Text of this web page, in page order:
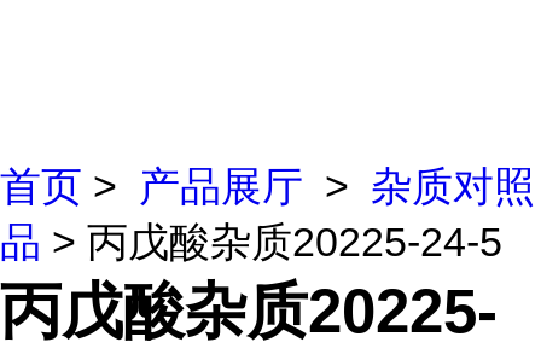
首页 > 产品展厅 > 杂质对照
品 > 丙戊酸杂质20225-24-5
丙戊酸杂质20225-